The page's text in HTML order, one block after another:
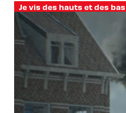
Je vis des hauts et des bas